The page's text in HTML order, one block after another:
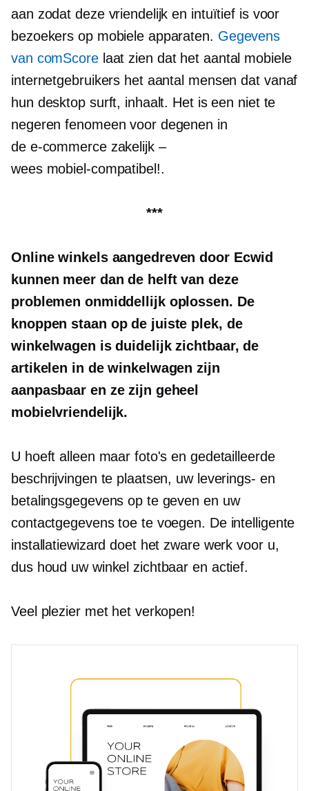
aan zodat deze vriendelijk en intuïtief is voor
bezoekers op mobiele apparaten. Gegevens
van comScorelaat zien dat het aantal mobiele
internetgebruikers het aantal mensen dat vanaf
hun desktop surft, inhaalt. Het is een niet te
negeren fenomeen voor degenen in
de e-commercezakelijk –
wees mobiel-compatibel!.
***
Online winkels aangedreven door Ecwid
kunnen meer dan de helft van deze
problemen onmiddellijk oplossen. De
knoppen staan ​​op de juiste plek, de
winkelwagen is duidelijk zichtbaar, de
artikelen in de winkelwagen zijn
aanpasbaar en ze zijn geheel
mobielvriendelijk.
U hoeft alleen maar foto's en gedetailleerde
beschrijvingen te plaatsen, uw leverings- en
betalingsgegevens op te geven en uw
contactgegevens toe te voegen. De intelligente
installatiewizard doet het zware werk voor u,
dus houd uw winkel zichtbaar en actief.
Veel plezier met het verkopen!